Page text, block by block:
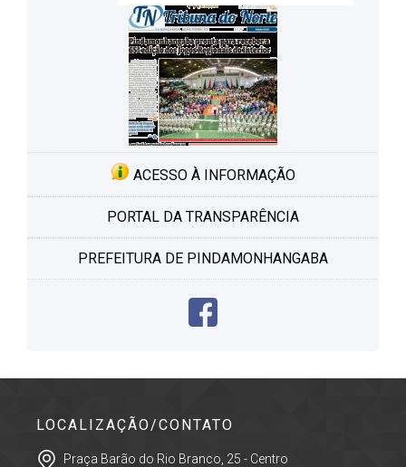
ACESSO À INFORMAÇÃO
PORTAL DA TRANSPARÊNCIA
PREFEITURA DE PINDAMONHANGABA
LOCALIZAÇÃO/CONTATO
Praça Barão do Rio Branco, 25 - Centro